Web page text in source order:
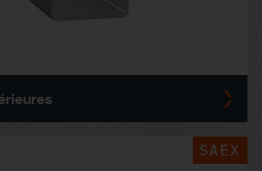
SAEX